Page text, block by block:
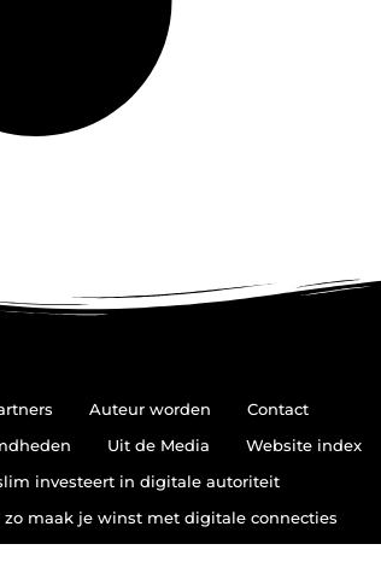
Auteur worden
Contact
Uit de Media
Website index
investeert in digitale autoriteit
maak je winst met digitale connecties